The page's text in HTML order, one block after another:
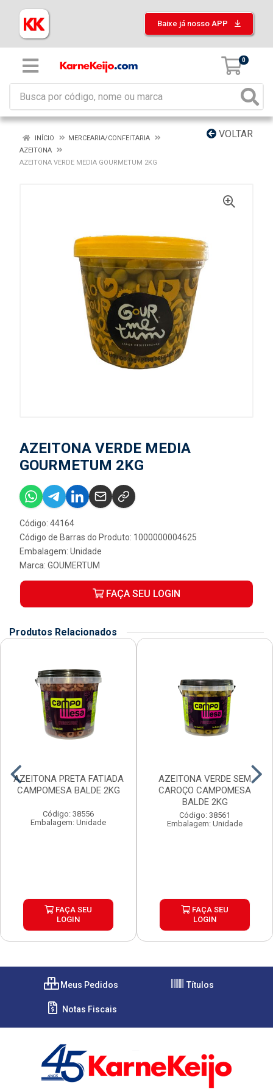
Baixe já nosso APP
0
VOLTAR
INÍCIO
MERCEARIA/CONFEITARIA
AZEITONA
AZEITONA VERDE MEDIA GOURMETUM 2KG
AZEITONA VERDE MEDIA
GOURMETUM 2KG
Código: 44164
Código de Barras do Produto: 1000000004625
Embalagem: Unidade
Marca: GOUMERTUM
FAÇA SEU LOGIN
Produtos Relacionados
AZEITONA PRETA FATIADA
CAMPOMESA BALDE 2KG
Código: 38556
Embalagem: Unidade
FAÇA SEU
LOGIN
AZEITONA VERDE SEM
CAROÇO CAMPOMESA
BALDE 2KG
Código: 38561
Embalagem: Unidade
FAÇA SEU
LOGIN
Meus Pedidos Títulos
Notas Fiscais